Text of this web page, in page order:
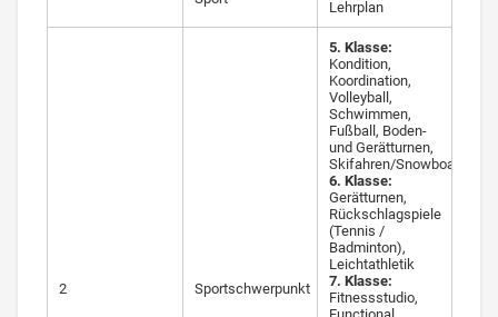
Lehrplan
2 Sportschwerpunkt
5. Klasse:
Kondition,
Koordination,
Volleyball,
Schwimmen,
Fußball, Boden-
und Gerätturnen,
Skifahren/Snowboarden
6. Klasse:
Gerätturnen,
Rückschlagspiele
(Tennis /
Badminton),
Leichtathletik
7. Klasse:
Fitnessstudio,